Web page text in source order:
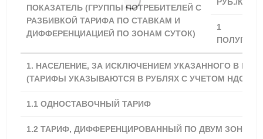
ПОКАЗАТЕЛЬ (ГРУППЫ ПОТРЕБИТЕЛЕЙ С
РАЗБИВКОЙ ТАРИФА ПО СТАВКАМ И
ДИФФЕРЕНЦИАЦИЕЙ ПО ЗОНАМ СУТОК)
1
1. НАСЕЛЕНИЕ, ЗА ИСКЛЮЧЕНИЕМ УКАЗАННОГО В
(ТАРИФЫ УКАЗЫВАЮТСЯ В РУБЛЯХ С УЧЕТОМ НДС) *
1.1 ОДНОСТАВОЧНЫЙ ТАРИФ
1.2 ТАРИФ, ДИФФЕРЕНЦИРОВАННЫЙ ПО ДВУМ ЗОНАМ